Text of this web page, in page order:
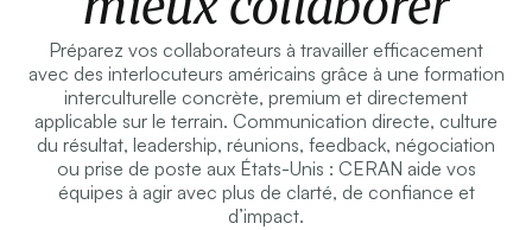
Préparez vos collaborateurs à travailler efficacement
avec des interlocuteurs américains grâce à une formation
interculturelle concrète, premium et directement
applicable sur le terrain. Communication directe, culture
du résultat, leadership, réunions, feedback, négociation
ou prise de poste aux États-Unis : CERAN aide vos
équipes à agir avec plus de clarté, de confiance et
d’impact.